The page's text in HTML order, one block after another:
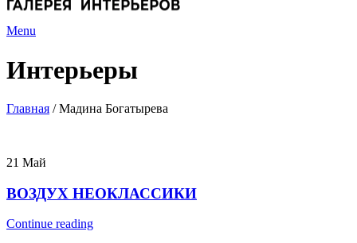
Menu
Интерьеры
Главная /Мадина Богатырева
21 Май
ВОЗДУХ НЕОКЛАССИКИ
Continue reading